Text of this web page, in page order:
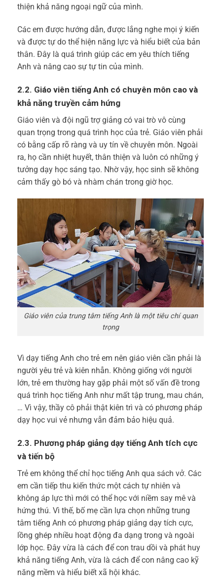
thiện khả năng ngoại ngữ của mình.
Các em được hướng dẫn, được lắng nghe mọi ý kiến
và được tự do thể hiện năng lực và hiểu biết của bản
thân. Đây là quá trình giúp các em yêu thích tiếng
Anh và nâng cao sự tự tin của mình.
2.2. Giáo viên tiếng Anh có chuyên môn cao và
khả năng truyền cảm hứng
Giáo viên và đội ngũ trợ giảng có vai trò vô cùng
quan trọng trong quá trình học của trẻ. Giáo viên phải
có bằng cấp rõ ràng và uy tín về chuyên môn. Ngoài
ra, họ cần nhiệt huyết, thân thiện và luôn có những ý
tưởng dạy học sáng tạo. Nhờ vậy, học sinh sẽ không
cảm thấy gò bó và nhàm chán trong giờ học.
Giáo viên của trung tâm tiếng Anh là một tiêu chí quan
trọng
Vì dạy tiếng Anh cho trẻ em nên giáo viên cần phải là
người yêu trẻ và kiên nhẫn. Không giống với người
lớn, trẻ em thường hay gặp phải một số vấn đề trong
quá trình học tiếng Anh như mất tập trung, mau chán,
… Vì vậy, thầy cô phải thật kiên trì và có phương pháp
dạy học vui vẻ nhưng vẫn đảm bảo hiệu quả.
2.3. Phương pháp giảng dạy tiếng Anh tích cực
và tiến bộ
Trẻ em không thể chỉ học tiếng Anh qua sách vở. Các
em cần tiếp thu kiến thức một cách tự nhiên và
không áp lực thì mới có thể học với niềm say mê và
hứng thú. Vì thế, bố mẹ cần lựa chọn những trung
tâm tiếng Anh có phương pháp giảng dạy tích cực,
lồng ghép nhiều hoạt động đa dạng trong và ngoài
lớp học. Đây vừa là cách để con trau dồi và phát huy
khả năng tiếng Anh, vừa là cách để con nâng cao kỹ
năng mềm và hiểu biết xã hội khác.